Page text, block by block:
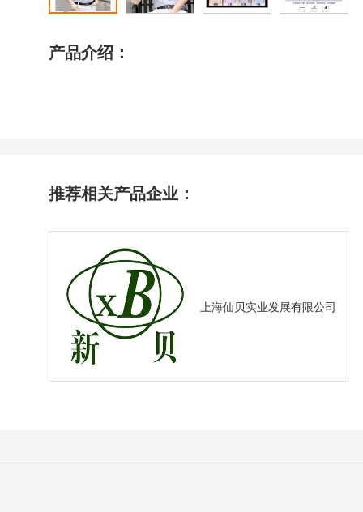
产品介绍：
推荐相关产品企业：
上海仙贝实业发展有限公司